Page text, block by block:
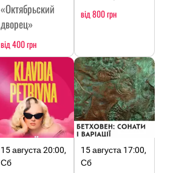
«Октябрьский
дворец»
від 400 грн
від 800 грн
15 августа 20:00,
Сб
15 августа 17:00,
Сб